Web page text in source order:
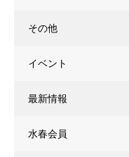
その他
イベント
最新情報
水春会員